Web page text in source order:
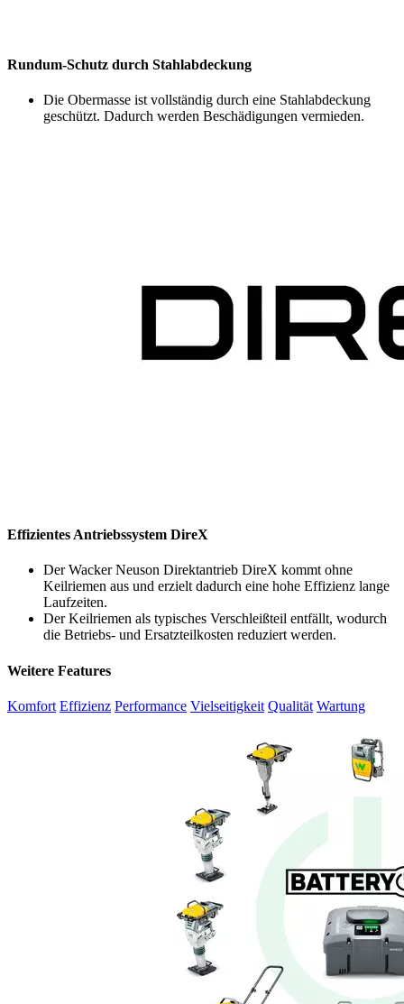
Rundum-Schutz durch Stahlabdeckung
Die Obermasse ist vollständig durch eine Stahlabdeckung
geschützt. Dadurch werden Beschädigungen vermieden.
Effizientes Antriebssystem DireX
Der Wacker Neuson Direktantrieb DireX kommt ohne
Keilriemen aus und erzielt dadurch eine hohe Effizienz lange
Laufzeiten.
Der Keilriemen als typisches Verschleißteil entfällt, wodurch
die Betriebs- und Ersatzteilkosten reduziert werden.
Weitere Features
Komfort Effizienz Performance Vielseitigkeit Qualität Wartung